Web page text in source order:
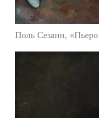
Поль Сезанн,